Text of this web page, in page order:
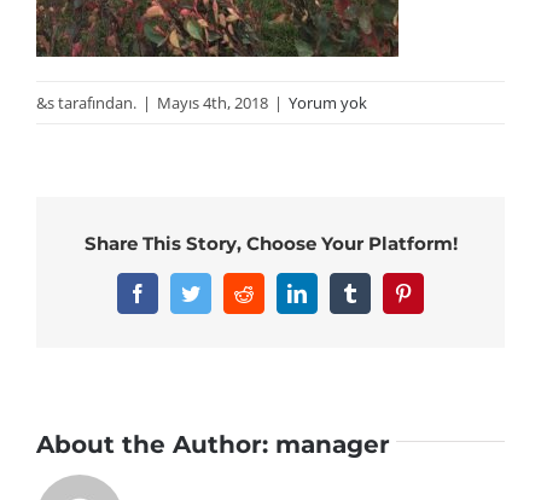
&s tarafından. | Mayıs 4th, 2018 | Yorum yok
Share This Story, Choose Your Platform!
FacebookTwitterRedditLinkedInTumblrPinterest
About the Author: manager